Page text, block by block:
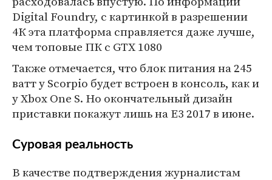
Digital Foundry, с картинкой в разрешении
4К эта платформа справляется даже лучше,
чем топовые ПК с GTX 1080
Также отмечается, что блок питания на 245
ватт у Scorpio будет встроен в консоль, как и
у Xbox One S. Но окончательный дизайн
приставки покажут лишь на Е3 2017 в июне.
Суровая реальность
В качестве подтверждения журналистам